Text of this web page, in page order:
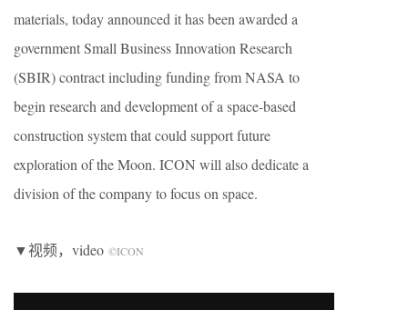
materials, today announced it has been awarded a
government Small Business Innovation Research
(SBIR) contract including funding from NASA to
begin research and development of a space-based
construction system that could support future
exploration of the Moon. ICON will also dedicate a
division of the company to focus on space.
▼视频，video ©ICON